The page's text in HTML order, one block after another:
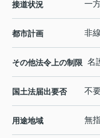
接道状況 一
都市計画 非
その他法令上の制限 名
国土法届出要否 不
用途地域 無